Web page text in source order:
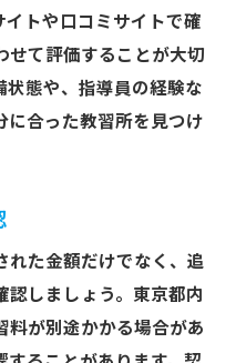
イトや口コミサイトで確
せて評価することが大切
状態や、指導員の経験な
に合った教習所を見つけ
れた金額だけでなく、追
認しましょう。東京都内
料が別途かかる場合があ